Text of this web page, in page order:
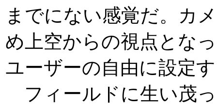
までにない感覚だ。カ
め上空からの視点とな
ユーザーの自由に設定
フィールドに生い茂